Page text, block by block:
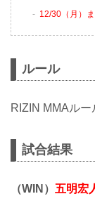
12/30（月）
ルール
RIZIN MMAルー
試合結果
（WIN） 五明宏